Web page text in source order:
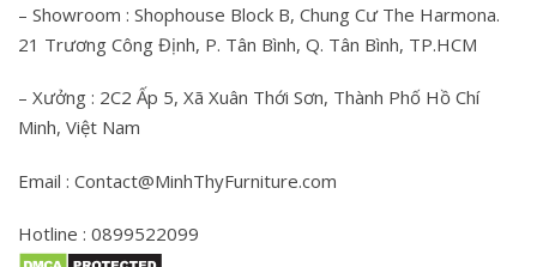
– Showroom : Shophouse Block B, Chung Cư The Harmona.
21 Trương Công Định, P. Tân Bình, Q. Tân Bình, TP.HCM
– Xưởng : 2C2 Ấp 5, Xã Xuân Thới Sơn, Thành Phố Hồ Chí
Minh, Việt Nam
Email : Contact@MinhThyFurniture.com
Hotline : 0899522099